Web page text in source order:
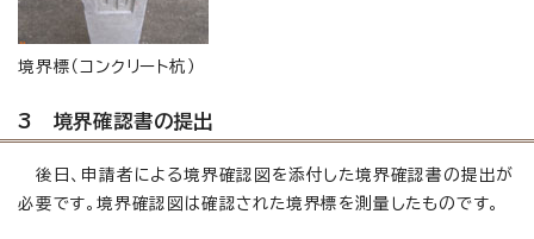
境界標（コンクリート杭）
3 境界確認書の提出
後日、申請者による境界確認図を添付した境界確認書の提出が
必要です。境界確認図は確認された境界標を測量したものです。